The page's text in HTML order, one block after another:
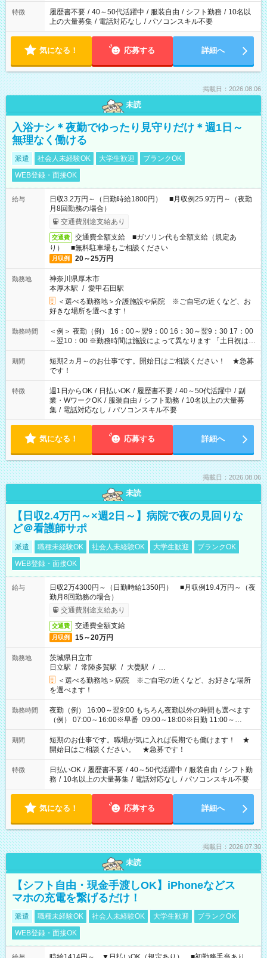
合は応募できません。
特徴 履歴書不要 / 40～50代活躍中 / 服装自由 / シフト勤務 / 10名以
上の大量募集 / 電話対応なし / パソコンスキル不要
気になる！ 応募する 詳細へ
掲載日：2026.08.06
未読
入浴ナシ＊夜勤でゆったり見守りだけ＊週1日～
無理なく働ける
派遣 社会人未経験OK 大学生歓迎
ブランクOK
WEB登録・面接OK
給与
日収3.2万円～（日勤時給1800円） ■月収例25.9万円～（夜勤
月8回勤務の場合）
交通費別途支給あり
交通費
交通費全額支給 ■ガソリン代も全額支給（規定あ
り） ■無料駐車場もご相談ください
月収例 20～25万円
勤務地
神奈川県厚木市
本厚木駅 / 愛甲石田駅
＜選べる勤務地＞介護施設や病院 ※ご自宅の近くなど、お
好きな場所を選べます！
勤務時間
＜例＞ 夜勤（例） 16：00～翌9：00 16：30～翌9：30 17：00
～翌10：00 ※勤務時間は施設によって異なります 「土日祝は休
みたい」 「しっかり稼ぎたい」 「もう少し遅い時間から始めた
い」など ご希望にあったお仕事をご案内いたします。 ※未経験
の方の場合は1～2ヶ月間は日中での仕事を経験いただき、 お
仕事に慣れてからの夜勤になります。 ★家庭の都合でお休みが
必要な場合も遠慮なくご相談ください。
期間
短期2ヵ月～のお仕事です。開始日はご相談ください！ ★急募
です！
特徴 週1日からOK / 日払いOK / 履歴書不要 / 40～50代活躍中 / 副
業・WワークOK / 服装自由 / シフト勤務 / 10名以上の大量募
集 / 電話対応なし / パソコンスキル不要
気になる！ 応募する 詳細へ
掲載日：2026.08.06
未読
【日収2.4万円～×週2日～】病院で夜の見回りな
ど＠看護師サポ
派遣 職種未経験OK 社会人未経験OK 大学生歓迎
ブランクOK
WEB登録・面接OK
給与
日収2万4300円～（日勤時給1350円） ■月収例19.4万円～（夜
勤月8回勤務の場合）
交通費別途支給あり
交通費 交通費全額支給
月収例 15～20万円
勤務地
茨城県日立市
日立駅 / 常陸多賀駅 / 大甕駅 / …
＜選べる勤務地＞病院 ※ご自宅の近くなど、お好きな場所
を選べます！
勤務時間
夜勤（例） 16:00～翌9:00 もちろん夜勤以外の時間も選べます
（例） 07:00～16:00※早番 09:00～18:00※日勤 11:00～
20:00※遅番 ※時間は、固定・選べる施設もあるので、ご希望が
あれば調整できます！ ※シフト制。勤務地により実働時間が異
なります。★家庭の都合でお休みが必要な場合も遠慮なくご相
談ください。
期間
短期のお仕事です。職場が気に入れば長期でも働けます！ ★
開始日はご相談ください。 ★急募です！
特徴 日払いOK / 履歴書不要 / 40～50代活躍中 / 服装自由 / シフト勤
務 / 10名以上の大量募集 / 電話対応なし / パソコンスキル不要
気になる！ 応募する 詳細へ
掲載日：2026.07.30
未読
【シフト自由・現金手渡しOK】iPhoneなどス
マホの充電を繋げるだけ！
派遣 職種未経験OK 社会人未経験OK 大学生歓迎
ブランクOK
WEB登録・面接OK